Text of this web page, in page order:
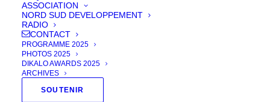
ASSOCIATION
NORD SUD DEVELOPPEMENT
RADIO
CONTACT
PROGRAMME 2025
PHOTOS 2025
DIKALO AWARDS 2025
ARCHIVES
SOUTENIR